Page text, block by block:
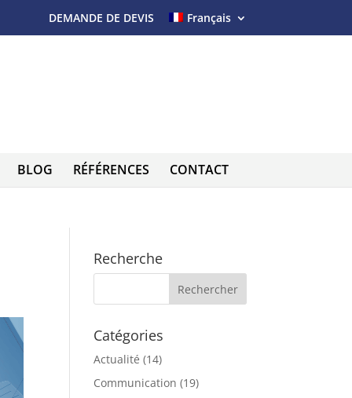
DEMANDE DE DEVIS Français
BLOG RÉFÉRENCES CONTACT
Recherche
Catégories
Actualité (14)
Communication (19)